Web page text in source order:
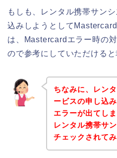
もしも、レンタル携帯サン
込みしようとして
は、Mastercardエラー時の
ので参考にしていただけると
ちなみに、レン
ービスの申し込
エラーが出てし
レンタル携帯サ
チェックされて